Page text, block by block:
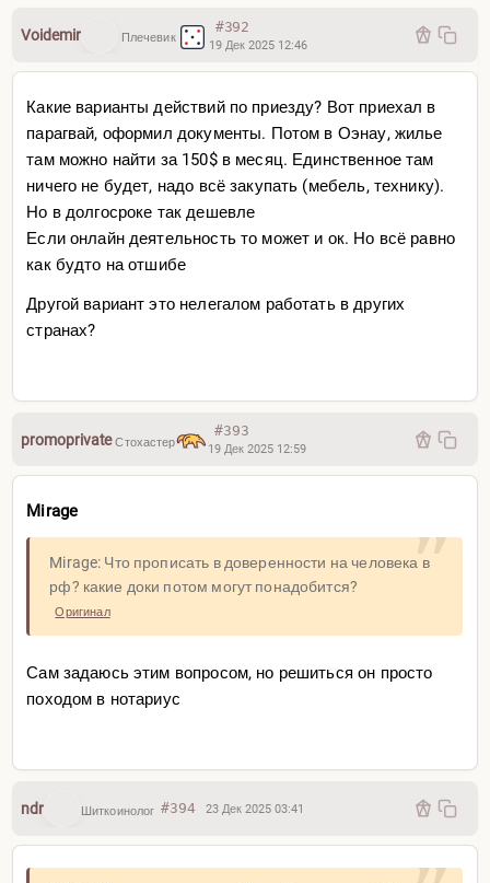
Voidemir Плечевик
#392
19 Дек 2025 12:46
Какие варианты действий по приезду? Вот приехал в
парагвай, оформил документы. Потом в Оэнау, жилье
там можно найти за 150$ в месяц. Единственное там
ничего не будет, надо всё закупать (мебель, технику).
Но в долгосроке так дешевле
Если онлайн деятельность то может и ок. Но всё равно
как будто на отшибе
Другой вариант это нелегалом работать в других
странах?
promoprivateСтохастер
#393
19 Дек 2025 12:59
Mirage
Mirage: Что прописать в доверенности на человека в
рф? какие доки потом могут понадобится?
Оригинал
Сам задаюсь этим вопросом, но решиться он просто
походом в нотариус
ndr Шиткоинолог #394 23 Дек 2025 03:41